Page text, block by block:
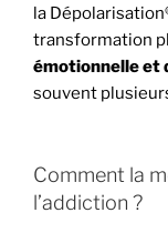
la
transformation
émotionnelle et
souvent
Comment la
l’addiction ?